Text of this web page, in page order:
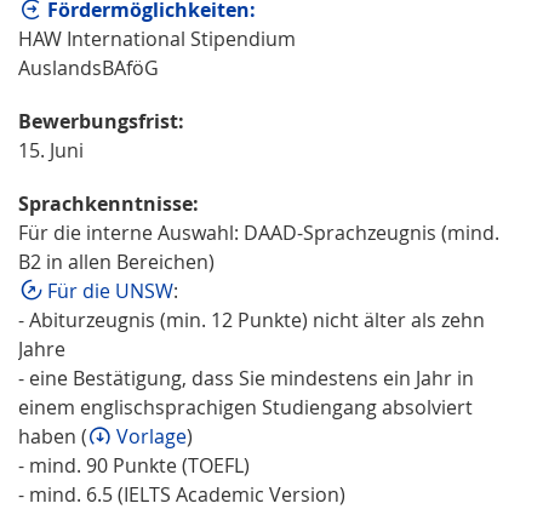
Fördermöglichkeiten:
HAW International Stipendium
AuslandsBAföG
Bewerbungsfrist:
15. Juni
Sprachkenntnisse:
Für die interne Auswahl: DAAD-Sprachzeugnis (mind.
B2 in allen Bereichen)
Für die UNSW:
- Abiturzeugnis (min. 12 Punkte) nicht älter als zehn
Jahre
- eine Bestätigung, dass Sie mindestens ein Jahr in
einem englischsprachigen Studiengang absolviert
haben (
Vorlage)
- mind. 90 Punkte (TOEFL)
- mind. 6.5 (IELTS Academic Version)